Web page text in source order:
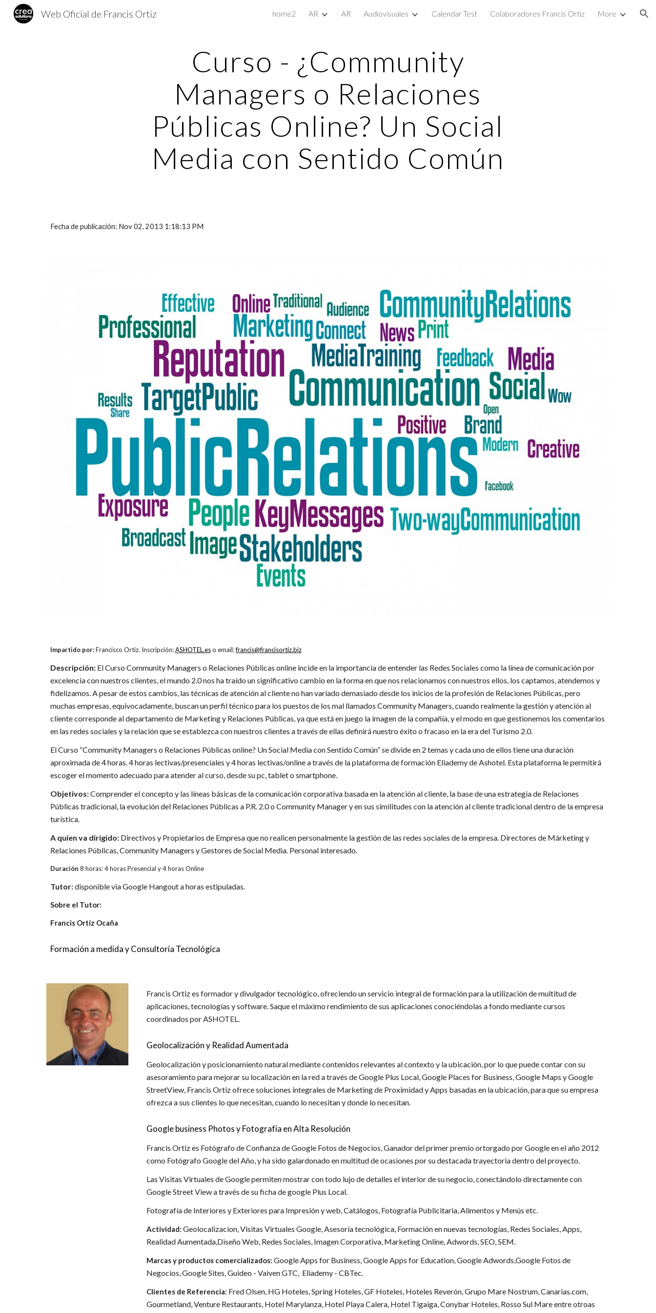
Skip to main content Skip to navigation
Web Oficial de Francis Ortiz home2 AR AR Audiovisuales Calendar Test Colaboradores Francis Ortiz More
Curso - ¿Community
Managers o Relaciones
Públicas Online? Un Social
Media con Sentido Común
Fecha de publicación: Nov 02, 2013 1:18:13 PM
Impartido por:Francisco Ortiz. Inscripción: ASHOTEL.eso email:francis@francisortiz.biz
Descripción:El Curso Community Managers o Relaciones Públicas online incide en la importancia de entender las Redes Sociales como la línea de comunicación por
excelencia con nuestros clientes, el mundo 2.0 nos ha traído un significativo cambio en la forma en que nos relacionamos con nuestros ellos, los captamos, atendemos y
fidelizamos. A pesar de estos cambios, las técnicas de atención al cliente no han variado demasiado desde los inicios de la profesión de Relaciones Públicas, pero
muchas empresas, equivocadamente, buscan un perfil técnico para los puestos de los mal llamados Community Managers, cuando realmente la gestión y atención al
cliente corresponde al departamento de Marketing y Relaciones Públicas, ya que está en juego la imagen de la compañía, y el modo en que gestionemos los comentarios
en las redes sociales y la relación que se establezca con nuestros clientes a través de ellas definirá nuestro éxito o fracaso en la era del Turismo 2.0.
El Curso “Community Managers o Relaciones Públicas online? Un Social Media con Sentido Común” se divide en 2 temas y cada uno de ellos tiene una duración
aproximada de 4 horas. 4 horas lectivas/presenciales y 4 horas lectivas/online a través de la plataforma de formación Eliademy de Ashotel. Esta plataforma le permitirá
escoger el momento adecuado para atender al curso, desde su pc, tablet o smartphone.
Objetivos:Comprender el concepto y las líneas básicas de la comunicación corporativa basada en la atención al cliente, la base de una estrategia de Relaciones
Públicas tradicional, la evolución del Relaciones Públicas a P.R. 2.0 o Community Manager y en sus similitudes con la atención al cliente tradicional dentro de la empresa
turística.
A quíen va dirigido: Directivos y Propietarios de Empresa que no realicen personalmente la gestión de las redes sociales de la empresa. Directores de Márketing y
Relaciones Públicas, Community Managers y Gestores de Social Media. Personal interesado.
Duración 8 horas: 4 horas Presencial y 4 horas Online
Tutor:disponible via Google Hangout a horas estipuladas.
Sobre el Tutor:
Francis Ortíz Ocaña
Formación a medida y Consultoría Tecnológica
Francis Ortiz es formador y divulgador tecnológico, ofreciendo un servicio integral de formación para la utilización de multitud de
aplicaciones, tecnologías y software. Saque el máximo rendimiento de sus aplicaciones conociéndolas a fondo mediante cursos
coordinados por ASHOTEL.
Geolocalización y Realidad Aumentada
Geolocalización y posicionamiento natural mediante contenidos relevantes al contexto y la ubicación, por lo que puede contar con su
asesoramiento para mejorar su localización en la red a través de Google Plus Local, Google Places for Business, Google Maps y Google
StreetView, Francis Ortiz ofrece soluciones integrales de Marketing de Proximidad y Apps basadas en la ubicación, para que su empresa
ofrezca a sus clientes lo que necesitan, cuando lo necesitan y donde lo necesitan.
Google business Photos y Fotografía en Alta Resolución
Francis Ortiz es Fotógrafo de Confianza de Google Fotos de Negocios, Ganador del primer premio ortorgado por Google en el año 2012
como Fotógrafo Google del Año, y ha sido galardonado en multitud de ocasiones por su destacada trayectoria dentro del proyecto.
Las Visitas Virtuales de Google permiten mostrar con todo lujo de detalles el interior de su negocio, conectándolo directamente con
Google Street View a través de su ficha de google Plus Local.
Fotografía de Interiores y Exteriores para Impresión y web, Catálogos, Fotografía Publicitaria, Alimentos y Menús etc.
Actividad: Geolocalizacion, Visitas Virtuales Google, Asesoría tecnológica, Formación en nuevas tecnologías, Redes Sociales, Apps,
Realidad Aumentada,Diseño Web, Redes Sociales, Imagen Corporativa, Marketing Online, Adwords, SEO, SEM.
Marcas y productos comercializados: Google Apps for Business, Google Apps for Education, Google Adwords,Google Fotos de
Negocios, Google Sites, Guideo - Vaiven GTC, Eliademy - CBTec.
Clientes de Referencia: Fred Olsen, HG Hoteles, Spring Hoteles, GF Hoteles, Hoteles Reverón, Grupo Mare Nostrum, Canarias.com,
Gourmetland, Venture Restaurants, Hotel Marylanza, Hotel Playa Calera, Hotel Tigaiga, Conybar Hoteles, Rosso Sul Mare entre otroas